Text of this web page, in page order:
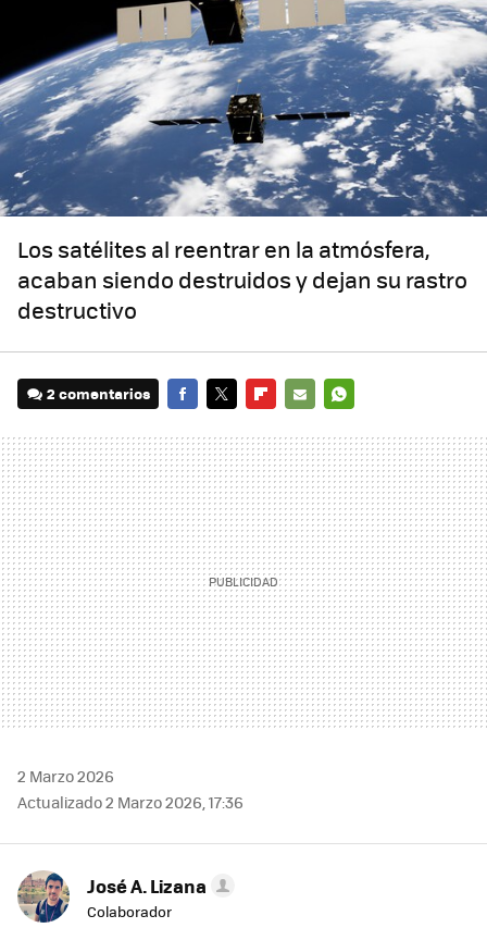
Los satélites al reentrar en la atmósfera,
acaban siendo destruidos y dejan su rastro
destructivo
2 comentarios
MAIL
2 Marzo 2026
Actualizado 2 Marzo 2026, 17:36
José A. Lizana
Colaborador